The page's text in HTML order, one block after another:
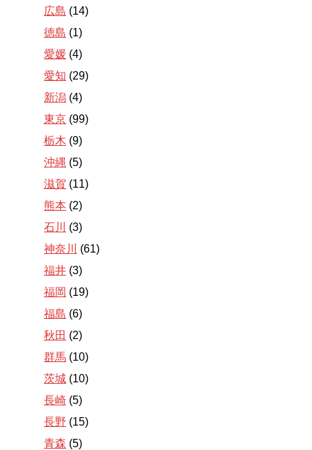
広島 (14)
徳島 (1)
愛媛 (4)
愛知 (29)
新潟 (4)
東京 (99)
栃木 (9)
沖縄 (5)
滋賀 (11)
熊本 (2)
石川
(3)
神奈川
(61)
福井 (3)
福岡 (19)
福島 (6)
秋田 (2)
群馬 (10)
茨城 (10)
長崎 (5)
長野 (15)
青森 (5)